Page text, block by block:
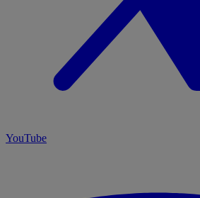
YouTube